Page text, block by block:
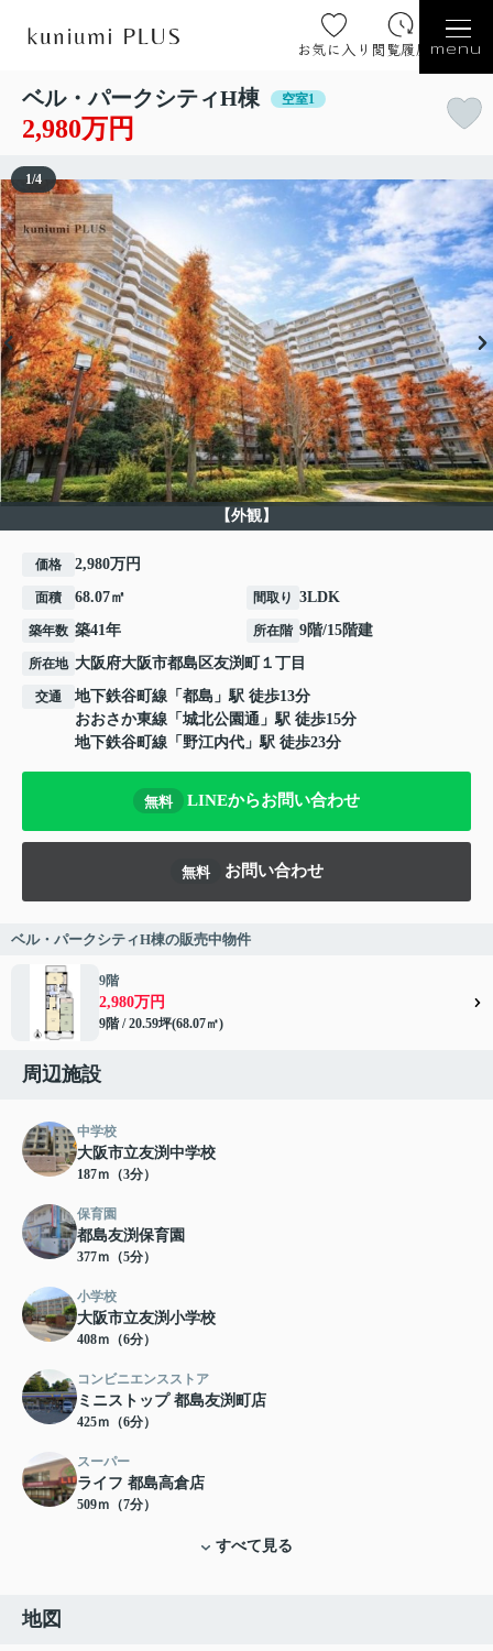
お気に入り 閲覧履歴 menu
ベル・パークシティH棟 空室1
2,980万円
【外観】
1/4
価格 2,980万円
面積 68.07㎡ 間取り 3LDK
築年数 築41年 所在階 9階/15階建
所在地 大阪府大阪市都島区友渕町 １丁目
交通 地下鉄谷町線 「 都島 」駅 徒歩13分
おおさか東線 「 城北公園通 」駅 徒歩15分
地下鉄谷町線 「 野江内代 」駅 徒歩23分
無料 LINEからお問い合わせ
無料 お問い合わせ
ベル・パークシティH棟の販売中物件
9階
2,980万円
9階 / 20.59坪(68.07㎡)
周辺施設
中学校
大阪市立友渕中学校
187ｍ（3分）
保育園
都島友渕保育園
377ｍ（5分）
小学校
大阪市立友渕小学校
408ｍ（6分）
コンビニエンスストア
ミニストップ 都島友渕町店
425ｍ（6分）
スーパー
ライフ 都島高倉店
509ｍ（7分）
すべて見る
地図